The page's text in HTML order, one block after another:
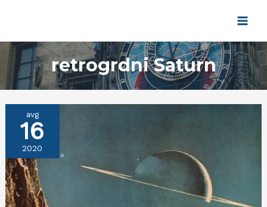
retrogrdni Saturn
avg
16
2020